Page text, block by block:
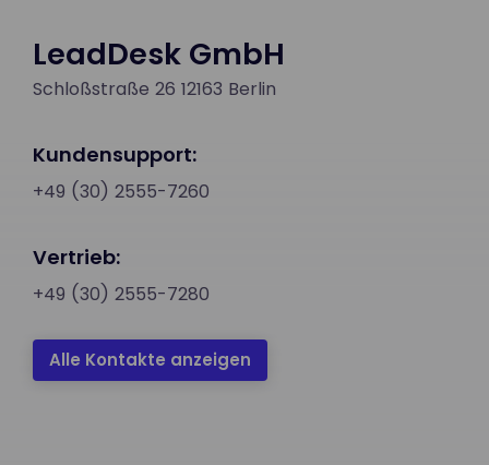
LeadDesk GmbH
Schloßstraße 26 12163 Berlin
Kundensupport:
+49 (30) 2555-7260
Vertrieb:
+49 (30) 2555-7280
Alle Kontakte anzeigen